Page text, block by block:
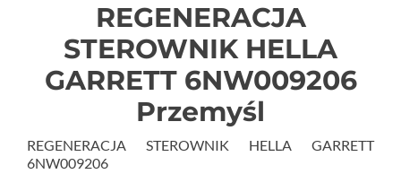
REGENERACJA
STEROWNIK HELLA
GARRETT 6NW009206
Przemyśl
REGENERACJA STEROWNIK HELLA GARRETT
6NW009206